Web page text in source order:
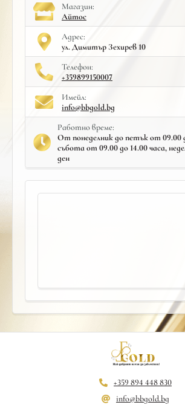
Mагазин:
Айтос
Адрес:
ул. Димитър Зехирев 10
Телефон:
+359899150007
Имейл:
info@bbgold.bg
Работно време:
От понеделник до петък от 09.00
събота от 09.00 до 14.00 часа,
ден
+359 894 448 830
info@bbgold.bg